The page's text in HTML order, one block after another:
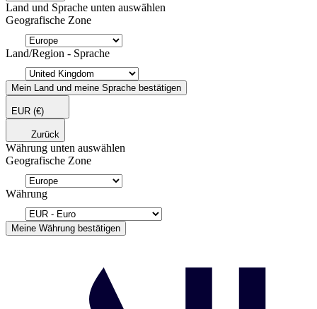
Land und Sprache unten auswählen
Geografische Zone
Land/Region - Sprache
Mein Land und meine Sprache bestätigen
EUR (€)
Zurück
Währung unten auswählen
Geografische Zone
Währung
Meine Währung bestätigen